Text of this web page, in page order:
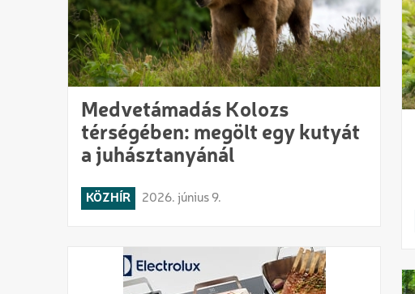
Medvetámadás Kolozs
térségében: megölt egy kutyát
a juhásztanyánál
KÖZHÍR 2026. június 9.